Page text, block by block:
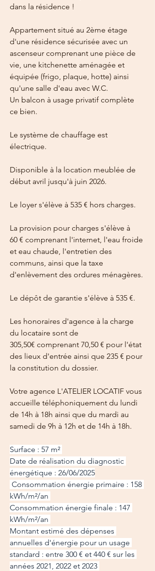
dans la résidence !
Appartement situé au 2ème étage
d'une résidence sécurisée avec un
ascenseur comprenant une pièce de
vie, une kitchenette aménagée et
équipée (frigo, plaque, hotte) ainsi
qu'une salle d'eau avec W.C.
Un balcon à usage privatif complète
ce bien.
Le système de chauffage est
électrique.
Disponible à la location meublée de
début avril jusqu'à juin 2026.
Le loyer s'élève à 535 € hors charges.
La provision pour charges s'élève à
60 € comprenant l'internet, l'eau froide
et eau chaude, l'entretien des
communs, ainsi que la taxe
d'enlèvement des ordures ménagères.
Le dépôt de garantie s'élève à 535 €.
Les honoraires d'agence à la charge
du locataire sont de
305,50€ comprenant 70,50 € pour l'état
des lieux d'entrée ainsi que 235 € pour
la constitution du dossier.
Votre agence L'ATELIER LOCATIF vous
accueille téléphoniquement du lundi
de 14h à 18h ainsi que du mardi au
samedi de 9h à 12h et de 14h à 18h.
Surface : 57 m²
Date de réalisation du diagnostic
énergétique : 26/06/2025
kWh/m²/an
Consommation énergie finale : 147
kWh/m²/an
Montant estimé des dépenses
annuelles d'énergie pour un usage
standard : entre 300 € et 440 € sur les
années 2021, 2022 et 2023